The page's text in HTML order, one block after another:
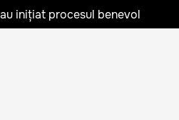
inițiat procesul benevol